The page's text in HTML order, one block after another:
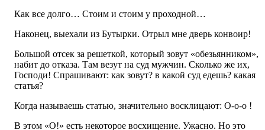
Как все долго… Стоим и стоим у проходной…
Наконец, выехали из Бутырки. Отрыл мне дверь конвоир!
Большой отсек за решеткой, который зовут «обезьянником»,
набит до отказа. Там везут на суд мужчин. Сколько же их,
Господи! Спрашивают: как зовут? в какой суд едешь? какая
статья?
Когда называешь статью, значительно восклицают: О-о-о !
В этом «О!» есть некоторое восхищение. Ужасно. Но это